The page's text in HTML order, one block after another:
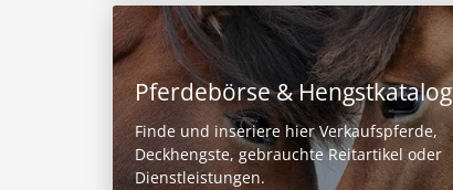
Pferdebörse & Hengstkatalog
Finde und inseriere hier Verkaufspferde,
Deckhengste, gebrauchte Reitartikel oder
Dienstleistungen.